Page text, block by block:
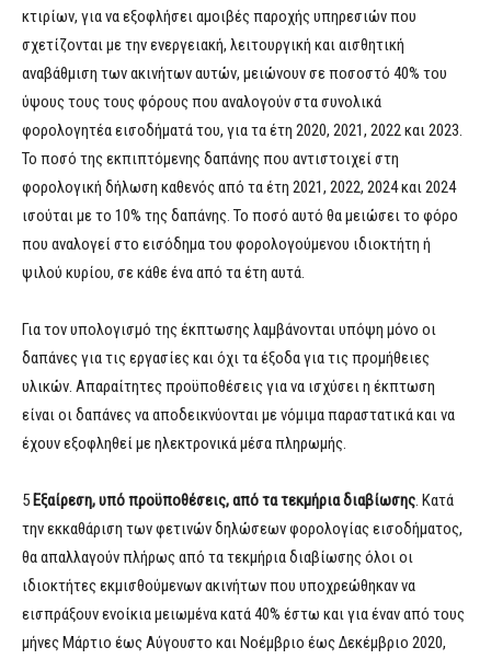
κτιρίων, για να εξοφλήσει αμοιβές παροχής υπηρεσιών που
σχετίζονται με την ενεργειακή, λειτουργική και αισθητική
αναβάθμιση των ακινήτων αυτών, μειώνουν σε ποσοστό 40% του
ύψους τους τους φόρους που αναλογούν στα συνολικά
φορολογητέα εισοδήματά του, για τα έτη 2020, 2021, 2022 και 2023.
Το ποσό της εκπιπτόμενης δαπάνης που αντιστοιχεί στη
φορολογική δήλωση καθενός από τα έτη 2021, 2022, 2024 και 2024
ισούται με το 10% της δαπάνης. Το ποσό αυτό θα μειώσει το φόρο
που αναλογεί στο εισόδημα του φορολογούμενου ιδιοκτήτη ή
ψιλού κυρίου, σε κάθε ένα από τα έτη αυτά.
Για τον υπολογισμό της έκπτωσης λαμβάνονται υπόψη μόνο οι
δαπάνες για τις εργασίες και όχι τα έξοδα για τις προμήθειες
υλικών. Απαραίτητες προϋποθέσεις για να ισχύσει η έκπτωση
είναι οι δαπάνες να αποδεικνύονται με νόμιμα παραστατικά και να
έχουν εξοφληθεί με ηλεκτρονικά μέσα πληρωμής.
5 Εξαίρεση, υπό προϋποθέσεις, από τα τεκμήρια διαβίωσης. Κατά
την εκκαθάριση των φετινών δηλώσεων φορολογίας εισοδήματος,
θα απαλλαγούν πλήρως από τα τεκμήρια διαβίωσης όλοι οι
ιδιοκτήτες εκμισθούμενων ακινήτων που υποχρεώθηκαν να
εισπράξουν ενοίκια μειωμένα κατά 40% έστω και για έναν από τους
μήνες Μάρτιο έως Αύγουστο και Νοέμβριο έως Δεκέμβριο 2020,